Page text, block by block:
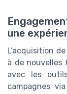
une
L’acquisition
à de nouvelles
avec les
campagnes